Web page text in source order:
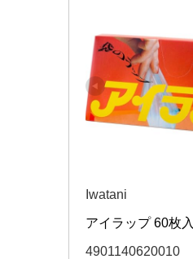
Iwatani
アイラップ 60枚入
4901140620010